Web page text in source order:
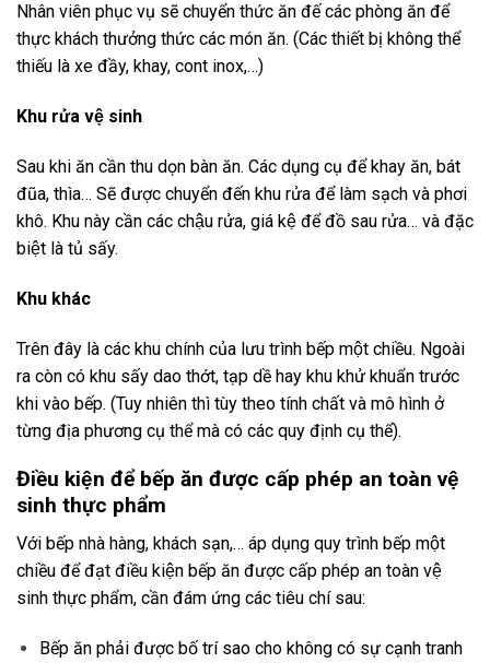
Nhân viên phục vụ sẽ chuyển thức ăn đế các phòng ăn để
thực khách thưởng thức các món ăn. (Các thiết bị không thể
thiếu là xe đầy, khay, cont inox,…)
Khu rửa vệ sinh
Sau khi ăn cần thu dọn bàn ăn. Các dụng cụ để khay ăn, bát
đũa, thìa… Sẽ được chuyển đến khu rửa để làm sạch và phơi
khô. Khu này cần các chậu rửa, giá kệ để đồ sau rửa… và đặc
biệt là tủ sấy.
Khu khác
Trên đây là các khu chính của lưu trình bếp một chiều. Ngoài
ra còn có khu sấy dao thớt, tạp dề hay khu khử khuẩn trước
khi vào bếp. (Tuy nhiên thì tùy theo tính chất và mô hình ở
từng địa phương cụ thể mà có các quy định cụ thể).
Điều kiện để bếp ăn được cấp phép an toàn vệ
sinh thực phẩm
Với bếp nhà hàng, khách sạn,… áp dụng quy trình bếp một
chiều để đạt điều kiện bếp ăn được cấp phép an toàn vệ
sinh thực phẩm, cần đám ứng các tiêu chí sau:
Bếp ăn phải được bố trí sao cho không có sự cạnh tranh